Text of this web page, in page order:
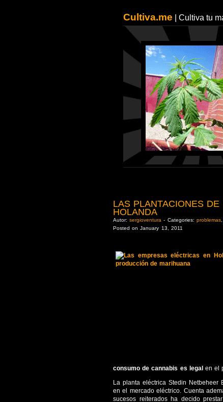
Cultiva.me | Cultiva tu
LAS PLANTACIONES
HOLANDA
Autor:sergioventura - Categories: problemas
Posted on January 13, 2011
consumo de cannabis es legal en el
La planta eléctrica Stedin
en el mercado eléctrico. Cuenta
sucesos reiterados ha decido